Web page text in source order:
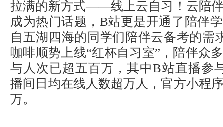
拉满的新方式——线上云自习！云陪
成为热门话题，B站更是开通了陪伴
自五湖四海的同学们陪伴云备考的需
咖啡顺势上线“红杯自习室”，陪伴众
与人次已超五百万，其中B站直播参
播间日均在线人数超万人，官方小程
万。